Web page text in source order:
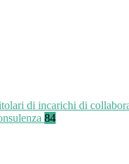
di incarichi di
84